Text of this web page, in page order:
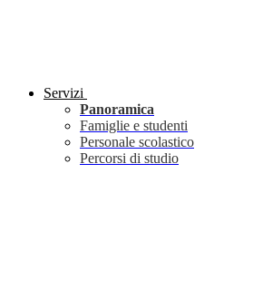
Servizi
Panoramica
Famiglie e studenti
Personale scolastico
Percorsi di studio